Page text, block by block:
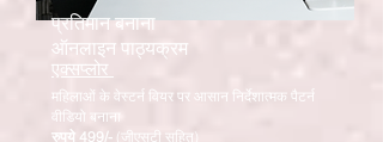
एक्सप्लोर
प्रतिमान बनाना
ऑनलाइन पाठ्यक्रम
महिलाओं के वेस्टर्न वियर पर आसान निर्देशात्मक पैटर्न
वीडियो बनाना
रुपये 499/- (जीएसटी सहित)